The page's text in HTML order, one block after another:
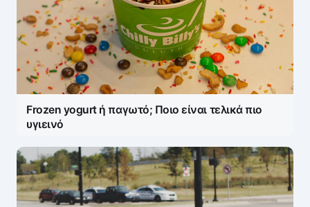
Frozen yogurt ή παγωτό; Ποιο είναι τελικά πιο
υγιεινό